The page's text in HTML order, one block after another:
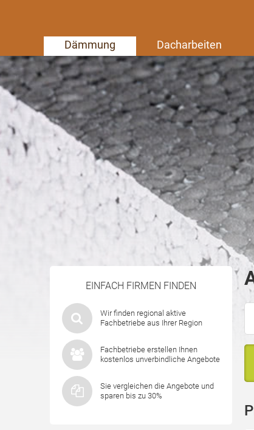
Dämmung Dacharbeiten
EINFACH FIRMEN FINDEN
Wir finden regional aktive
Fachbetriebe aus Ihrer Region
Fachbetriebe erstellen Ihnen
kostenlos unverbindliche Angebote
Sie vergleichen die Angebote und
sparen bis zu 30%